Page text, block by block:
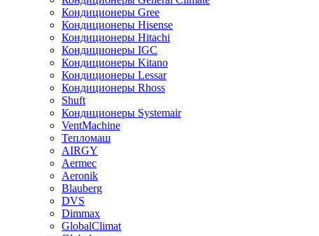
Кондиционеры Gree
Кондиционеры Hisense
Кондиционеры Hitachi
Кондиционеры IGC
Кондиционеры Kitano
Кондиционеры Lessar
Кондиционеры Rhoss
Shuft
Кондиционеры Systemair
VentMachine
Тепломаш
AIRGY
Aermec
Aeronik
Blauberg
DVS
Dimmax
GlobalClimat